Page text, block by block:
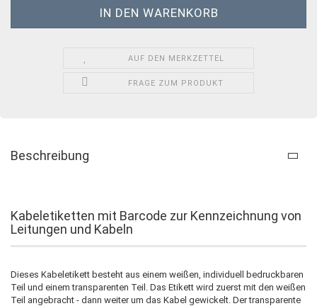
AUF DEN MERKZETTEL
FRAGE ZUM PRODUKT
Beschreibung
Kabeletiketten mit Barcode zur Kennzeichnung von
Leitungen und Kabeln
Dieses Kabeletikett besteht aus einem weißen, individuell bedruckbaren
Teil und einem transparenten Teil. Das Etikett wird zuerst mit den weißen
Teil angebracht - dann weiter um das Kabel gewickelt. Der transparente